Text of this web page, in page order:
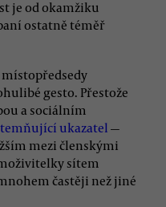
je od okamžiku
ostatně téměř
gesto. Přestože
a sociálním
ukazatel —
mezi členskými
sítem
častěji než jiné